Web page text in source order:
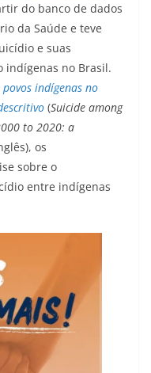
do banco de dados
da Saúde e teve
e suas
indígenas no Brasil.
indígenas no
(Suicide among
to 2020: a
os
sobre o
entre indígenas